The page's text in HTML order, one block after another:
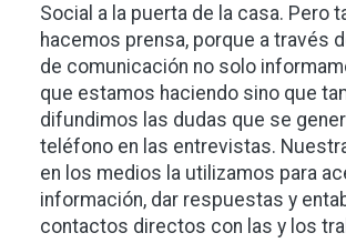
Social a la puerta de la casa. Pero
hacemos prensa, porque a través
de comunicación no solo
que estamos haciendo sino que
difundimos las dudas que se
teléfono en las entrevistas.
en los medios la utilizamos para
información, dar respuestas y
contactos directos con las y los